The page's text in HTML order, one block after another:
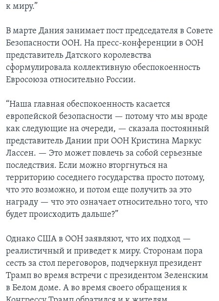
к миру.”
В марте Дания занимает пост председателя в Совете
Безопасности ООН. На пресс-конференции в ООН
представитель Датского королевства
сформулировала коллективную обеспокоенность
Евросоюза относительно России.
“Наша главная обеспокоенность касается
европейской безопасности — потому что мы вроде
как следующие на очереди, — сказала постоянный
представитель Дании при ООН Кристина Маркус
Лассен. — Это может повлечь за собой серьезные
последствия. Если можно вторгнуться на
территорию соседнего государства просто потому,
что это возможно, и потом еще получить за это
награду — что это означает относительно того, что
будет происходить дальше?”
Однако США в ООН заявляют, что их подход —
реалистичный и приведет к миру. Сторонам пора
сесть за стол переговоров, подчеркнул президент
Трамп во время встречи с президентом Зеленским
в Белом доме. А во время своего обращения к